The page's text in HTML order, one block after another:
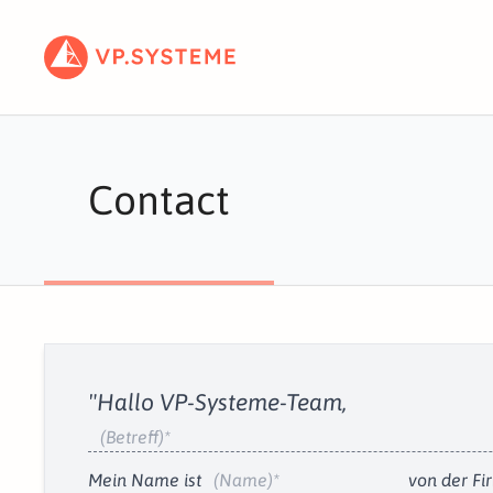
Contact
"Hallo VP-Systeme-Team,
Betreff
Mein Name ist von der